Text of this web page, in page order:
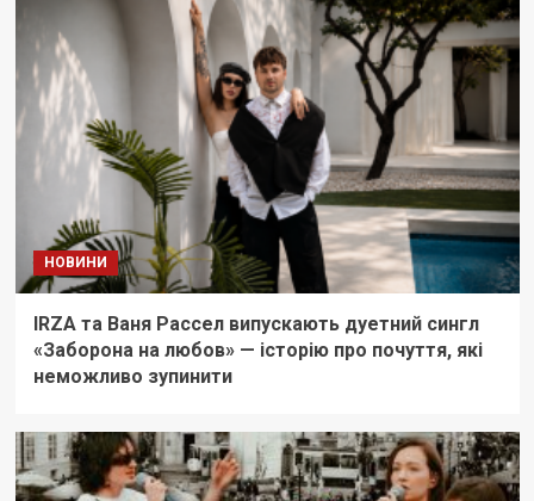
НОВИНИ
IRZA та Ваня Рассел випускають дуетний сингл
«Заборона на любов» — історію про почуття, які
неможливо зупинити